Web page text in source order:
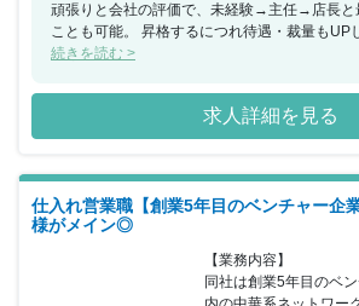
頑張りと会社の評価で、未経験→主任→店長と
ことも可能。 昇格するにつれ待遇・裁量もUP
転職をお考えの方はマネジメント経験が活かせ
業部・店舗の発展に前向きです。 経験者の方
客様の属性など、営業パフォーマンスを発揮で
がフォローします。 ＜福利厚生・オフィス環境＞ 社員同士の距離
研修などもあり人間としての成長が望める環
で備品なども不備があればすぐに取り寄せて
も最新のものに変更でき、効率第一の考えの元
内スピード感は早いです。 掃除などは当番制
続きを読む >
求人詳細を見る
仕入れ営業職【創業5年目のベンチャー企
様がメイン◎
【業務内容】
同社は創業5年目のベ